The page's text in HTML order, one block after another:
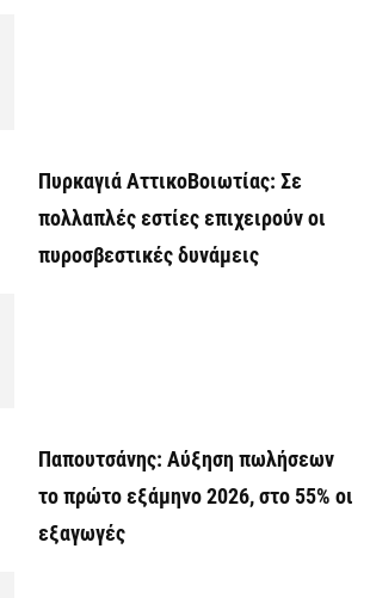
Πυρκαγιά ΑττικοΒοιωτίας: Σε
πολλαπλές εστίες επιχειρούν οι
πυροσβεστικές δυνάμεις
Παπουτσάνης: Αύξηση πωλήσεων
το πρώτο εξάμηνο 2026, στο 55% οι
εξαγωγές